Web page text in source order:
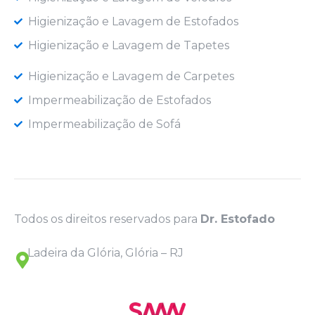
Higienização e Lavagem de Estofados
Higienização e Lavagem de Tapetes
Higienização e Lavagem de Carpetes
Impermeabilização de Estofados
Impermeabilização de Sofá
Todos os direitos reservados para Dr. Estofado
Ladeira da Glória, Glória – RJ